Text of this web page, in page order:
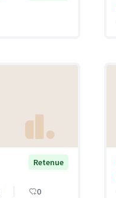
Retenue
0